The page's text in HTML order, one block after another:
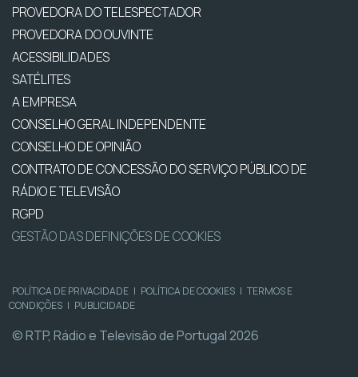
PROVEDORA DO TELESPECTADOR
PROVEDORA DO OUVINTE
ACESSIBILIDADES
SATÉLITES
A EMPRESA
CONSELHO GERAL INDEPENDENTE
CONSELHO DE OPINIÃO
CONTRATO DE CONCESSÃO DO SERVIÇO PÚBLICO DE
RÁDIO E TELEVISÃO
RGPD
GESTÃO DAS DEFINIÇÕES DE COOKIES
POLÍTICA DE PRIVACIDADE | POLÍTICA DE COOKIES | TERMOS E
CONDIÇÕES | PUBLICIDADE
© RTP, Rádio e Televisão de Portugal 2026